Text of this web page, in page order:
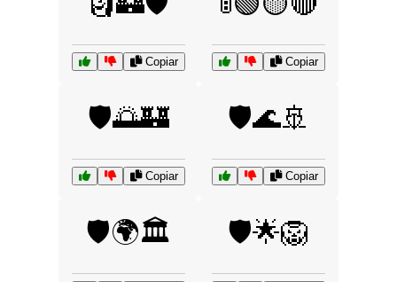
Copiar Copiar
🛡️🌅🏰
Copiar
🛡️🌊🚢
Copiar
🛡️🌍🏛️ 🛡️🌟🦁